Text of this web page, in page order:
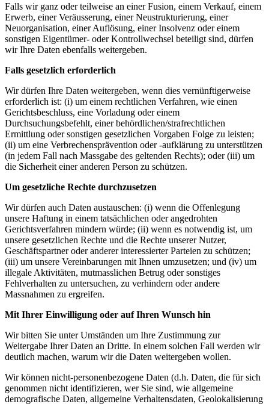
Falls wir ganz oder teilweise an einer Fusion, einem Verkauf, einem
Erwerb, einer Veräusserung, einer Neustrukturierung, einer
Neuorganisation, einer Auflösung, einer Insolvenz oder einem
sonstigen Eigentümer- oder Kontrollwechsel beteiligt sind, dürfen
wir Ihre Daten ebenfalls weitergeben.
Falls gesetzlich erforderlich
Wir dürfen Ihre Daten weitergeben, wenn dies vernünftigerweise
erforderlich ist: (i) um einem rechtlichen Verfahren, wie einen
Gerichtsbeschluss, eine Vorladung oder einem
Durchsuchungsbefehlt, einer behördlichen/strafrechtlichen
Ermittlung oder sonstigen gesetzlichen Vorgaben Folge zu leisten;
(ii) um eine Verbrechensprävention oder -aufklärung zu unterstützen
(in jedem Fall nach Massgabe des geltenden Rechts); oder (iii) um
die Sicherheit einer anderen Person zu schützen.
Um gesetzliche Rechte durchzusetzen
Wir dürfen auch Daten austauschen: (i) wenn die Offenlegung
unsere Haftung in einem tatsächlichen oder angedrohten
Gerichtsverfahren mindern würde; (ii) wenn es notwendig ist, um
unsere gesetzlichen Rechte und die Rechte unserer Nutzer,
Geschäftspartner oder anderer interessierter Parteien zu schützen;
(iii) um unsere Vereinbarungen mit Ihnen umzusetzen; und (iv) um
illegale Aktivitäten, mutmasslichen Betrug oder sonstiges
Fehlverhalten zu untersuchen, zu verhindern oder andere
Massnahmen zu ergreifen.
Mit Ihrer Einwilligung oder auf Ihren Wunsch hin
Wir bitten Sie unter Umständen um Ihre Zustimmung zur
Weitergabe Ihrer Daten an Dritte. In einem solchen Fall werden wir
deutlich machen, warum wir die Daten weitergeben wollen.
Wir können nicht-personenbezogene Daten (d.h. Daten, die für sich
genommen nicht identifizieren, wer Sie sind, wie allgemeine
demografische Daten, allgemeine Verhaltensdaten, Geolokalisierung